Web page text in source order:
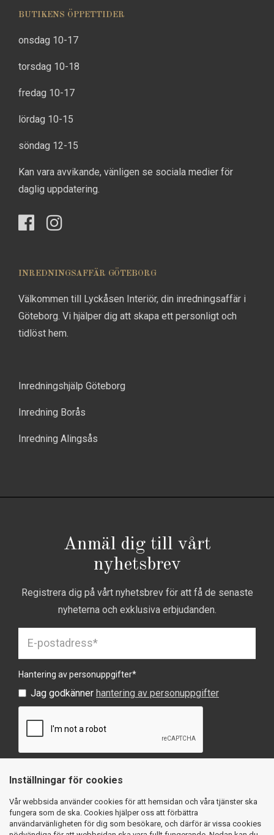
BUTIKENS ÖPPETTIDER
onsdag 10-17
torsdag 10-18
fredag 10-17
lördag 10-15
söndag 12-15
Kan vara avvikande, vänligen se sociala medier för
daglig uppdatering.
INREDNINGSAFFÄR GÖTEBORG
Välkommen till Lyckåsen Interiör, din inredningsaffär i
Göteborg. Vi hjälper dig att skapa ett personligt och
tidlöst hem.
Inredningshjälp Göteborg
Inredning Borås
Inredning Alingsås
Anmäl dig till vårt
nyhetsbrev
Registrera dig på vårt nyhetsbrev för att få de senaste
nyheterna och exklusiva erbjudanden.
Hantering av personuppgifter*
Jag godkänner hantering av personuppgifter
Inställningar för cookies
Vår webbsida använder cookies för att hemsidan och våra tjänster ska
fungera som de ska. Cookies hjälper oss att förbättra
användarvänligheten för dig som besökare, och därför är vissa cookies